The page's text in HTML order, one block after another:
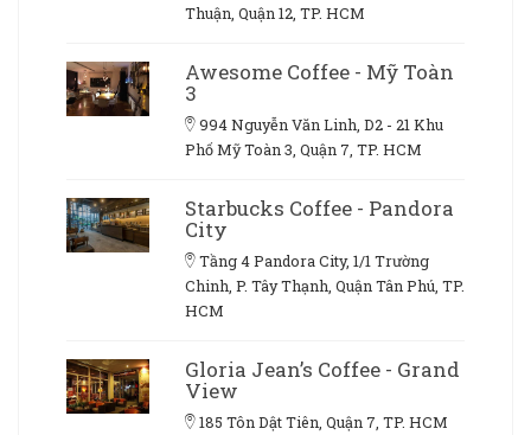
Thuận, Quận 12, TP. HCM
Awesome Coffee - Mỹ Toàn
3
994 Nguyễn Văn Linh, D2 - 21 Khu
Phố Mỹ Toàn 3, Quận 7, TP. HCM
Starbucks Coffee - Pandora
City
Tầng 4 Pandora City, 1/1 Trường
Chinh, P. Tây Thạnh, Quận Tân Phú, TP.
HCM
Gloria Jean’s Coffee - Grand
View
185 Tôn Dật Tiên, Quận 7, TP. HCM